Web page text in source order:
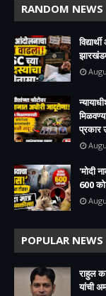
RANDOM NEWS
'मोदी
600
POPULAR NEWS
राहुल
यांची